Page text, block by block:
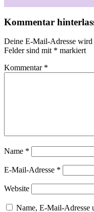
Kommentar
Deine E-Mail-Adresse
Felder sind mit * markiert
Kommentar *
Name *
E-Mail-Adresse *
Website
Name, E-Mail-Adresse